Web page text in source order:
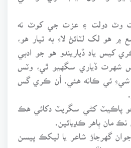
وٽ دولت ۽ عزت جي کوٽ نه
هو لک لٽائڻ لاءِ به تيار هو،
کيس ياد ڏياريندو هو جو ادبي
شهرت ڏياري سگهيو ٿي، وٽس
شيءِ ئي ڪانه هئي. اُن ڪري گس
پاڪيٽ کڻي سگريٽ دکائي هڪ
مان ٻاهر ڪڍيائين.
گهرجاؤ شاعر يا ليکڪ پيسن
ڪري!“